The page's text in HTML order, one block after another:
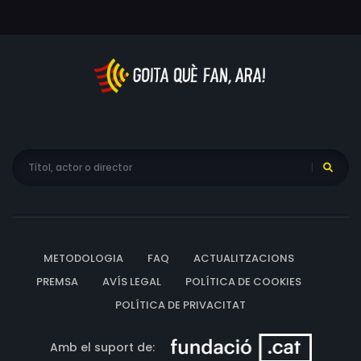
METODOLOGIA FAQ
ACTUALITZACIONS
PREMSA
AVÍS LEGAL
POLÍTICA DE COOKIES
POLÍTICA DE PRIVACITAT
Amb el suport de: